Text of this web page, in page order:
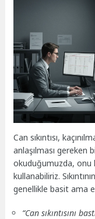
Can sıkıntısı,
anlaşılması gereken
okuduğumuzda, onu
kullanabiliriz.
genellikle basit ama
“Can sıkıntısını